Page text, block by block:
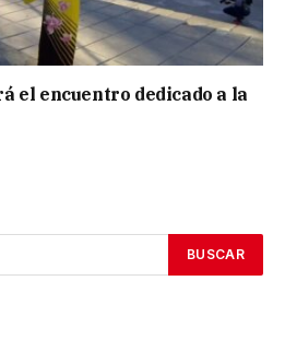
el encuentro dedicado a la